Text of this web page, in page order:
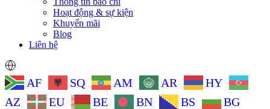
Hoạt động & sự kiện
Khuyến mãi
Blog
Liên hệ
AF SQ AM AR
HY
AZ
EU BE BN BS
BG